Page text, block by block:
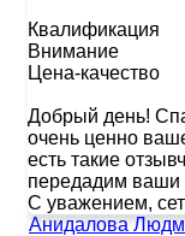
Квалификация
Внимание
Цена-качество
Добрый день!
очень ценно
есть такие
передадим ваши
С уважением,
Анидалова